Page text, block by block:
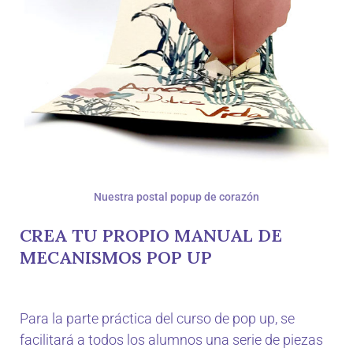
Nuestra postal popup de corazón
CREA TU PROPIO MANUAL DE
MECANISMOS POP UP
Para la parte práctica del curso de pop up, se
facilitará a todos los alumnos una serie de piezas